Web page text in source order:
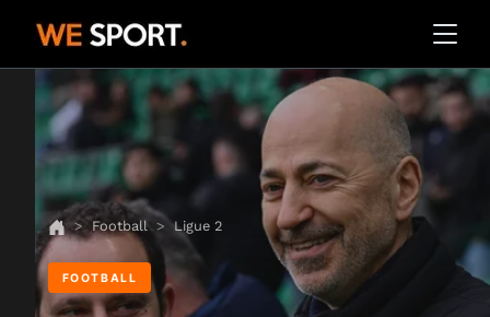
Football Ligue 2
FOOTBALL